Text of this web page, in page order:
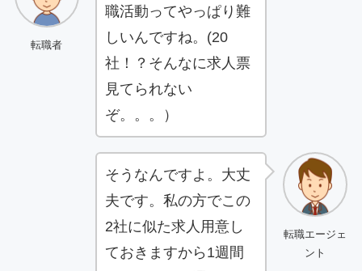
転職者
職活動ってやっぱり難
しいんですね。(20
社！？そんなに求人票
見てられない
ぞ。。。）
転職エージェ
ント
そうなんですよ。大丈
夫です。私の方でこの
2社に似た求人用意し
ておきますから1週間